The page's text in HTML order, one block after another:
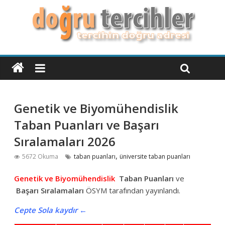
Genetik ve Biyomühendislik
Taban Puanları ve Başarı
Sıralamaları 2026
5672 Okuma taban puanları, üniversite taban puanları
Genetik ve Biyomühendislik Taban Puanları ve
Başarı Sıralamaları ÖSYM tarafından yayınlandı.
Cepte Sola kaydır ←